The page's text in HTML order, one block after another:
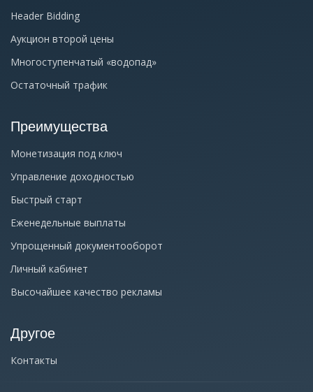
Header Bidding
Аукцион второй цены
Многоступенчатый «водопад»
Остаточный трафик
Преимущества
Монетизация под ключ
Управление доходностью
Быстрый старт
Еженедельные выплаты
Упрощенный документооборот
Личный кабинет
Высочайшее качество рекламы
Другое
Контакты